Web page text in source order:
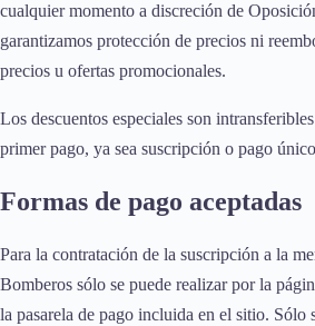
cualquier momento a discreción de
garantizamos protección de precios ni
precios u ofertas promocionales.
Los descuentos especiales son
primer pago, ya sea suscripción o pago
Formas de pago aceptadas
Para la contratación de la suscripción a la
Bomberos sólo se puede realizar por la
la pasarela de pago incluida en el sitio. Sólo